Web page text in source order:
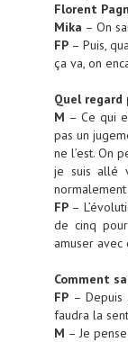
Florent
Mika – On
FP – Puis,
ça va, on
Quel regard
M – Ce qui
pas un
ne l’est. On
je suis allé
FP –
de cinq
amuser avec
Comment
FP – Depuis
faudra la
M – Je